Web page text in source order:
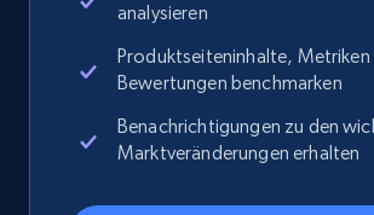
analysieren
Produktseiteninhalte, Metriken
Bewertungen benchmarken
Benachrichtigungen zu den
Marktveränderungen erhalten